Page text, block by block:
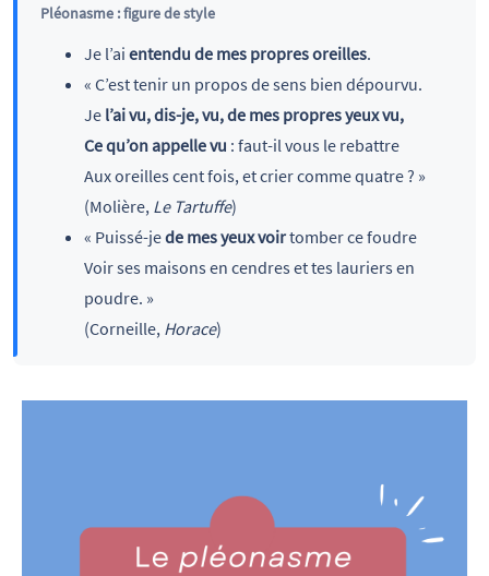
Pléonasme : figure de style
Je l’ai entendu de mes propres oreilles.
« C’est tenir un propos de sens bien dépourvu.
Je l’ai vu, dis-je, vu, de mes propres yeux vu,
Ce qu’on appelle vu : faut-il vous le rebattre
Aux oreilles cent fois, et crier comme quatre ? »
(Molière, Le Tartuffe)
« Puissé-jede mes yeux voirtomber ce foudre
Voir ses maisons en cendres et tes lauriers en
poudre. »
(Corneille, Horace)